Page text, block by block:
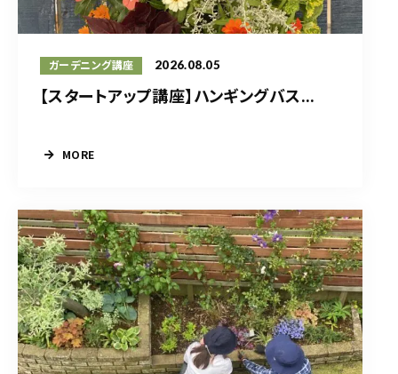
ガーデニング講座 2026.08.05
【スタートアップ講座】ハンギングバス...
MORE